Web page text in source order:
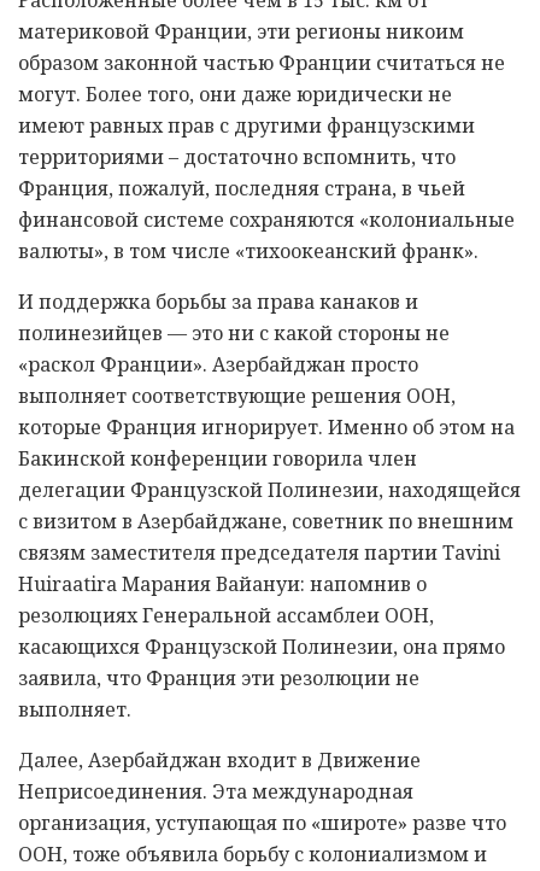
материковой Франции, эти регионы никоим
образом законной частью Франции считаться не
могут. Более того, они даже юридически не
имеют равных прав с другими французскими
территориями – достаточно вспомнить, что
Франция, пожалуй, последняя страна, в чьей
финансовой системе сохраняются «колониальные
валюты», в том числе «тихоокеанский франк».
И поддержка борьбы за права канаков и
полинезийцев — это ни с какой стороны не
«раскол Франции». Азербайджан просто
выполняет соответствующие решения ООН,
которые Франция игнорирует. Именно об этом на
Бакинской конференции говорила член
делегации Французской Полинезии, находящейся
с визитом в Азербайджане, советник по внешним
связям заместителя председателя партии Tavini
Huiraatira Марания Вайануи: напомнив о
резолюциях Генеральной ассамблеи ООН,
касающихся Французской Полинезии, она прямо
заявила, что Франция эти резолюции не
выполняет.
Далее, Азербайджан входит в Движение
Неприсоединения. Эта международная
организация, уступающая по «широте» разве что
ООН, тоже объявила борьбу с колониализмом и